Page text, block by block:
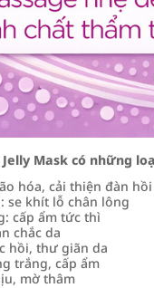
Mask có những
hóa, cải thiện đàn
se khít lỗ chân lông
cấp ẩm tức thì
chắc da
hồi, thư giãn da
trắng, cấp ẩm
mờ thâm